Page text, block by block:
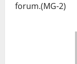
forum.(MG-2)